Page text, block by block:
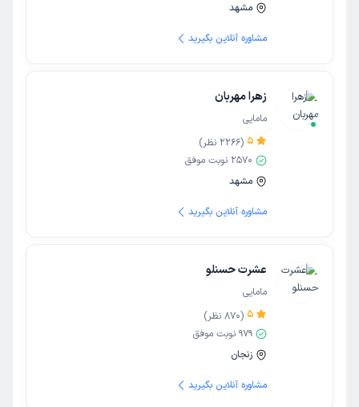
مشهد
مشاوره آنلاین بگیرید
زهرا مهربان
مامایی
5
(
2266 نظر)
2570 نوبت موفق
مشهد
مشاوره آنلاین بگیرید
عشرت حسنلو
مامایی
5
(
870 نظر)
979 نوبت موفق
زنجان
مشاوره آنلاین بگیرید